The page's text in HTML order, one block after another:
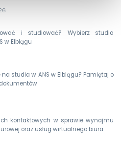
i studiować? Wybierz studia
w Elblągu
na studia w ANS w Elblągu? Pamiętaj o
kontaktowych w sprawie wynajmu
oraz usług wirtualnego biura